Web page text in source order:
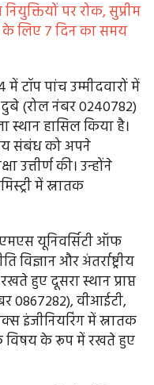
पर रोक, सुप्रीम
के लिए 7 दिन का समय
टॉप पांच उम्मीदवारों में
(रोल नंबर 0240782)
स्थान हासिल किया है।
संबंध को अपने
की। उन्होंने
में स्नातक
एमएस यूनिवर्सिटी ऑफ
विज्ञान और अंतर्राष्ट्रीय
हुए दूसरा स्थान प्राप्त
0867282), वीआईटी,
इंजीनियरिंग में स्नातक
विषय के रूप में रखते हुए